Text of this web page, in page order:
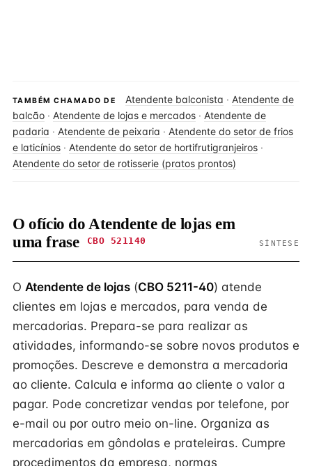
TAMBÉM CHAMADO DE Atendente balconista · Atendente de
balcão · Atendente de lojas e mercados · Atendente de
padaria · Atendente de peixaria · Atendente do setor de frios
e laticínios · Atendente do setor de hortifrutigranjeiros ·
Atendente do setor de rotisserie (pratos prontos)
O ofício do Atendente de lojas em
uma frase
CBO 521140 SÍNTESE
O Atendente de lojas (CBO 5211-40) atende
clientes em lojas e mercados, para venda de
mercadorias. Prepara-se para realizar as
atividades, informando-se sobre novos produtos e
promoções. Descreve e demonstra a mercadoria
ao cliente. Calcula e informa ao cliente o valor a
pagar. Pode concretizar vendas por telefone, por
e-mail ou por outro meio on-line. Organiza as
mercadorias em gôndolas e prateleiras. Cumpre
procedimentos da empresa, normas